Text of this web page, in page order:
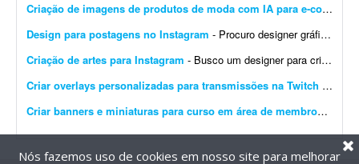
Criação de imagens de produtos de moda com IA para e-commerce
Design para postagens no Instagram - Procuro designer gráfico para me ajudar nas postagens do meu Instagram profissional. Algumas já foram feitas por mim, mas precisam ser melhoradas. Algumas pretendo manter como est&ati...
Criação de artes para Instagram - Busco um designer para criação de artes para o Instagram. O designer receberá um calendário editorial já pronto, com direcionamento de headlines, subheadlines e ...
Criar overlays personalizadas para transmissões na Twitch
Criar banners e miniaturas para curso em área de membros
-
Nós fazemos uso de cookies em nosso site para melhorar